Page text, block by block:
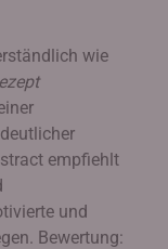
wie
empfiehlt
und
Bewertung: